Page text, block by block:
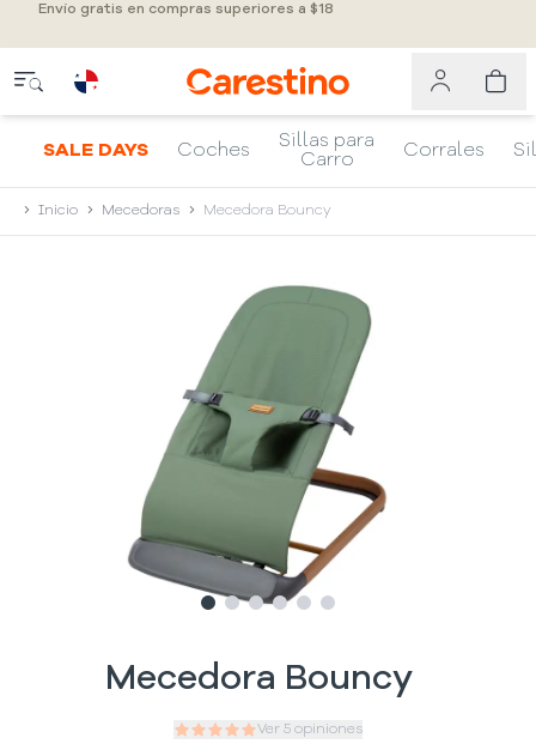
Envío gratis en compras superiores a $18
SALE DAYS Coches
Sillas para
Carro
Corrales
Inicio Mecedoras Mecedora Bouncy
Slide1
Slide2
Slide3
Slide4
SlideSlide
Mecedora Bouncy
Ver 5 opiniones